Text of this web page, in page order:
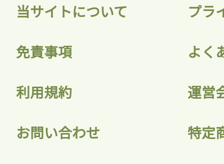
当サイトについて プラ
免責事項 よく
利用規約 運営
お問い合わせ 特定